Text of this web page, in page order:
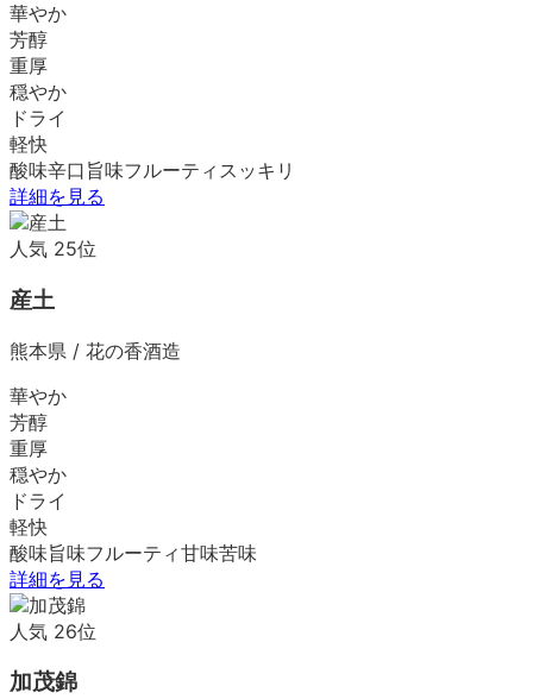
華やか
芳醇
重厚
穏やか
ドライ
軽快
酸味辛口 旨味フルーティ スッキリ
詳細を見る
人気 25位
産土
熊本県 / 花の香酒造
華やか
芳醇
重厚
穏やか
ドライ
軽快
酸味旨味フルーティ甘味苦味
詳細を見る
人気 26位
加茂錦